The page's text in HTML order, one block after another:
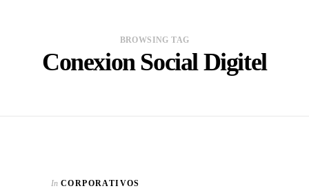
BROWSING TAG
Conexion Social Digitel
In CORPORATIVOS